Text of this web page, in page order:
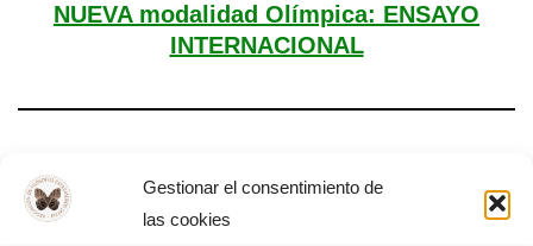
Gestionar el consentimiento de
las cookies
NUEVA modalidad Olímpica: ENSAYO
INTERNACIONAL
Día Mundial de la Filosofía – Almendralejo,
2025